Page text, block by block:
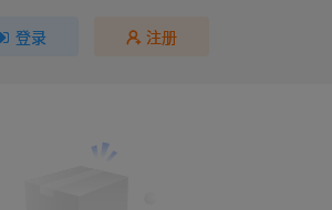
登录 注册